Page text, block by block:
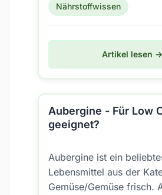
Nährstoffwissen
Artikel lesen →
Aubergine - Für Low
geeignet?
Aubergine ist ein
Lebensmittel aus der
Gemüse/Gemüse frisch.